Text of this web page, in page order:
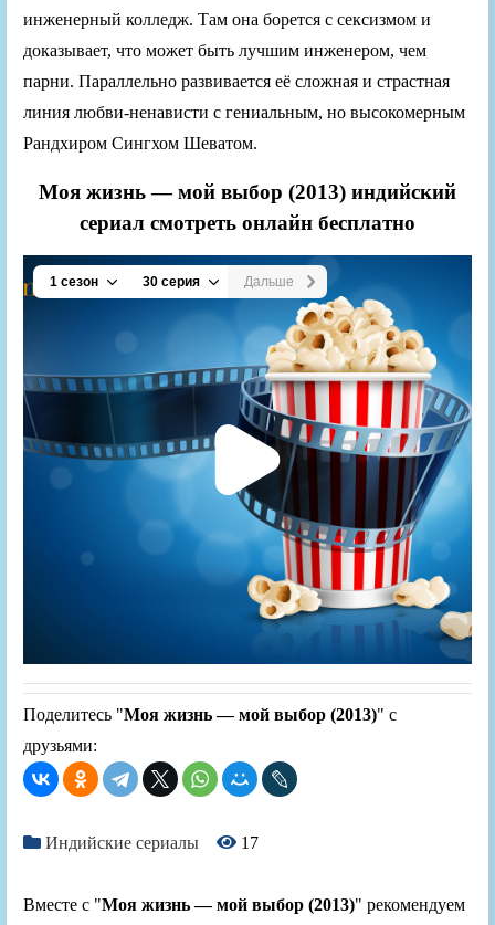
инженерный колледж. Там она борется с сексизмом и
доказывает, что может быть лучшим инженером, чем
парни. Параллельно развивается её сложная и страстная
линия любви-ненависти с гениальным, но высокомерным
Рандхиром Сингхом Шеватом.
Моя жизнь — мой выбор (2013) индийский
сериал смотреть онлайн бесплатно
Поделитесь "Моя жизнь — мой выбор (2013)" с
друзьями:
Индийские сериалы 17
Вместе с "Моя жизнь — мой выбор (2013)" рекомендуем